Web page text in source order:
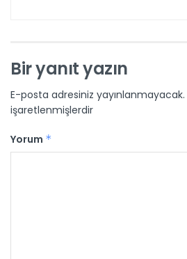
Bir yanıt yazın
E-posta adresiniz yayınlanmayacak.
işaretlenmişlerdir
Yorum *